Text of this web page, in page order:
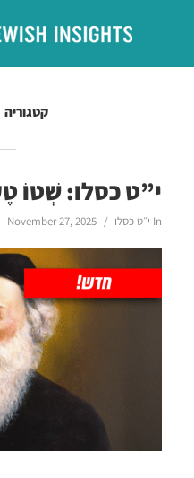
קטגוריה
י”ט כסלו: שְׁטוֹ
In י״ט כסלו November 27, 2025